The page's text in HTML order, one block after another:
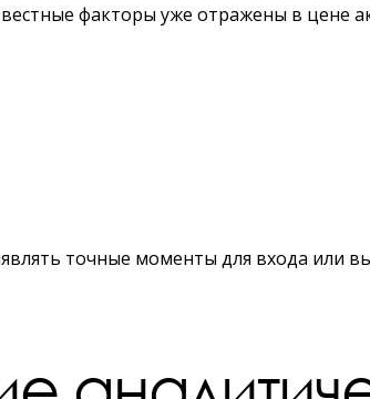
факторы уже отражены в цене
точные моменты для входа или